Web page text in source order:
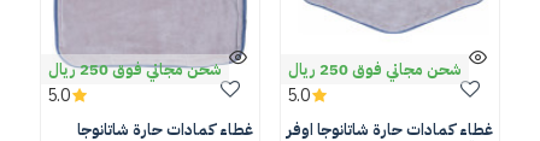
شحن مجاني فوق 250 ريال
غطاء كمادات حارة شاتانوجا اوفر
5.0
شحن مجاني فوق 250 ريال
غطاء كمادات حارة شاتانوجا
5.0